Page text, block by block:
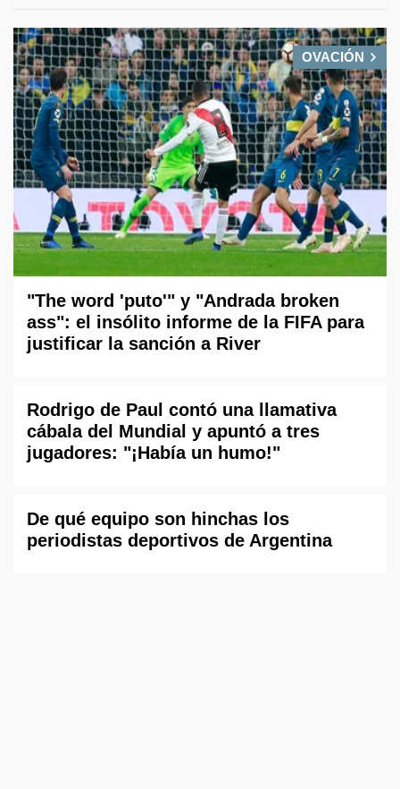
OVACIÓN
"The word 'puto'" y "Andrada broken
ass": el insólito informe de la FIFA para
justificar la sanción a River
Rodrigo de Paul contó una llamativa
cábala del Mundial y apuntó a tres
jugadores: "¡Había un humo!"
De qué equipo son hinchas los
periodistas deportivos de Argentina